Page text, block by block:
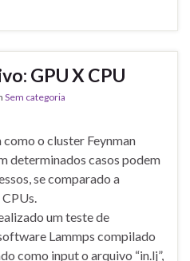
GPU X CPU
Sem categoria
o cluster Feynman
determinados casos podem
se comparado a
um teste de
Lammps compilado
como input o arquivo “in.lj”,